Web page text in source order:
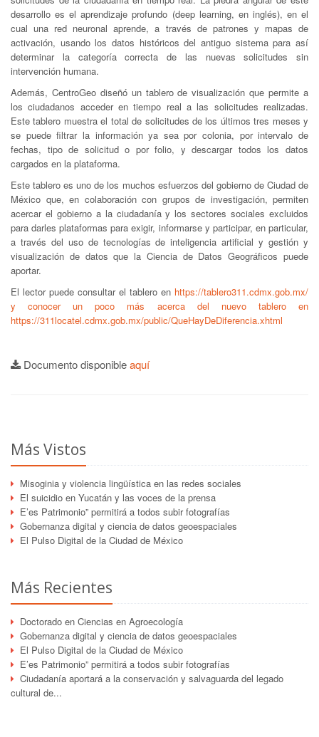
desarrollo es el aprendizaje profundo (deep learning, en inglés), en el
cual una red neuronal aprende, a través de patrones y mapas de
activación, usando los datos históricos del antiguo sistema para así
determinar la categoría correcta de las nuevas solicitudes sin
intervención humana.
Además, CentroGeo diseñó un tablero de visualización que permite a
los ciudadanos acceder en tiempo real a las solicitudes realizadas.
Este tablero muestra el total de solicitudes de los últimos tres meses y
se puede filtrar la información ya sea por colonia, por intervalo de
fechas, tipo de solicitud o por folio, y descargar todos los datos
cargados en la plataforma.
Este tablero es uno de los muchos esfuerzos del gobierno de Ciudad de
México que, en colaboración con grupos de investigación, permiten
acercar el gobierno a la ciudadanía y los sectores sociales excluidos
para darles plataformas para exigir, informarse y participar, en particular,
a través del uso de tecnologías de inteligencia artificial y gestión y
visualización de datos que la Ciencia de Datos Geográficos puede
aportar.
El lector puede consultar el tablero en https://tablero311.cdmx.gob.mx/
y conocer un poco más acerca del nuevo tablero en
https://311locatel.cdmx.gob.mx/public/QueHayDeDiferencia.xhtml
Documento disponibleaquí
Más Vistos
Misoginia y violencia lingüística en las redes sociales
El suicidio en Yucatán y las voces de la prensa
E’es Patrimonio” permitirá a todos subir fotografías
Gobernanza digital y ciencia de datos geoespaciales
El Pulso Digital de la Ciudad de México
Más Recientes
Doctorado en Ciencias en Agroecología
Gobernanza digital y ciencia de datos geoespaciales
El Pulso Digital de la Ciudad de México
E’es Patrimonio” permitirá a todos subir fotografías
Ciudadanía aportará a la conservación y salvaguarda del legado
cultural de...